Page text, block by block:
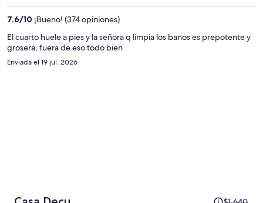
$541
7.6/10 ¡Bueno! (374 opiniones)
El cuarto huele a pies y la señora q limpia los banos es prepotente y
grosera, fuera de eso todo bien
Enviada el 19 jul. 2026
El